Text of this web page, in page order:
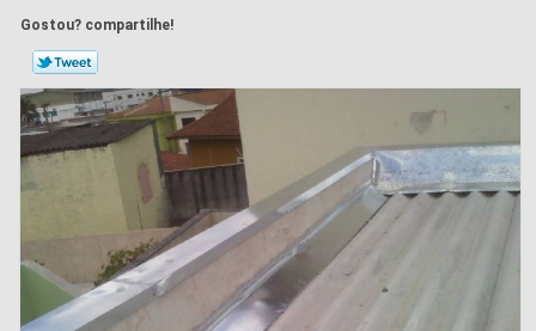
Gostou? compartilhe!